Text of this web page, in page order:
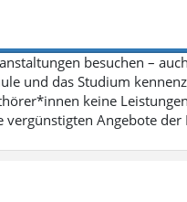
besuchen –
und das Studium
keine
vergünstigten Angebote